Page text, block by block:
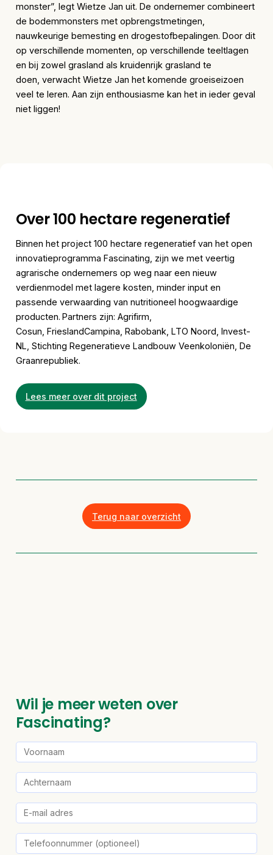
monster”, legt Wietze Jan uit. De ondernemer combineert
de bodemmonsters met opbrengstmetingen,
nauwkeurige bemesting en drogestofbepalingen. Door dit
op verschillende momenten, op verschillende teeltlagen
en bij zowel grasland als kruidenrijk grasland te
doen, verwacht Wietze Jan het komende groeiseizoen
veel te leren. Aan zijn enthousiasme kan het in ieder geval
niet liggen!
Over 100 hectare regeneratief
Binnen het project 100 hectare regeneratief van het open
innovatieprogramma Fascinating, zijn we met veertig
agrarische ondernemers op weg naar een nieuw
verdienmodel met lagere kosten, minder input en
passende verwaarding van nutritioneel hoogwaardige
producten. Partners zijn: Agrifirm,
Cosun, FrieslandCampina, Rabobank, LTO Noord, Invest-
NL, Stichting Regeneratieve Landbouw Veenkoloniën, De
Graanrepubliek.
Lees meer over dit project
Terug naar overzicht
Wil je meer weten over
Fascinating?